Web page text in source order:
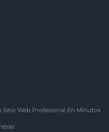
Sitio Web Profesional En Minutos